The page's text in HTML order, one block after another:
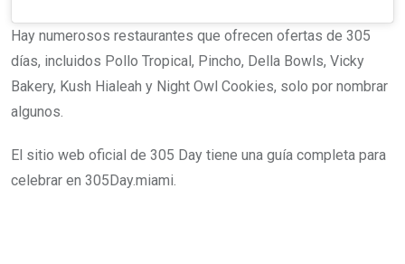
Hay numerosos restaurantes que ofrecen ofertas de 305
días, incluidos Pollo Tropical, Pincho, Della Bowls, Vicky
Bakery, Kush Hialeah y Night Owl Cookies, solo por nombrar
algunos.
El sitio web oficial de 305 Day tiene una guía completa para
celebrar en 305Day.miami.